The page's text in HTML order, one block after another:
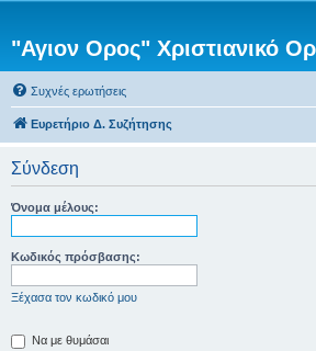
"Αγιον Ορος" Χριστιανικό
Συχνές ερωτήσεις
Ευρετήριο Δ. Συζήτησης
Σύνδεση
Όνομα μέλους:
Κωδικός πρόσβασης:
Ξέχασα τον κωδικό μου
Να με θυμάσαι